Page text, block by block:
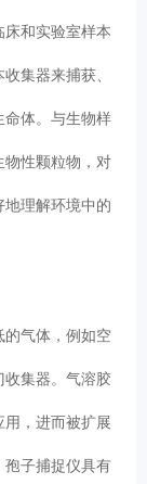
和实验室样本
集器来捕获、
命体。与生物样
物性颗粒物，对
理解环境中的
的气体，例如空
收集器。气溶胶
，进而被扩展
孢子捕捉仪具有